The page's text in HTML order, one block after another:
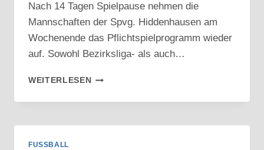
Nach 14 Tagen Spielpause nehmen die
Mannschaften der Spvg. Hiddenhausen am
Wochenende das Pflichtspielprogramm wieder
auf. Sowohl Bezirksliga- als auch…
WEITERLESENVORSCHAU:
DERBY-
IN
FUSSBALL